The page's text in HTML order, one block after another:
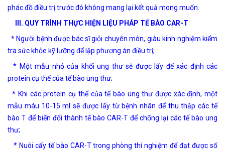
phác đồ điều trị trước đó không mang lại kết quả mong muốn.
III. QUY TRÌNH THỰC HIỆN LIỆU PHÁP TẾ BÀO CAR-T
* Người bệnh được bác sĩ giỏi chuyên môn, giàu kinh nghiệm kiểm
tra sức khỏe kỹ lưỡng để lập phương án điều trị;
* Một mẫu nhỏ của khối ung thư sẽ được lấy để xác định các
protein cụ thể của tế bào ung thư;
* Khi các protein cụ thể của tế bào ung thư được xác định, một
mẫu máu 10-15 ml sẽ được lấy từ bệnh nhân để thu thập các tế
bào T để biến đổi thành tế bào CAR-T để chống lại các tế bào ung
thư;
* Nuôi cấy tế bào CAR-T trong phòng thí nghiệm để đạt được số